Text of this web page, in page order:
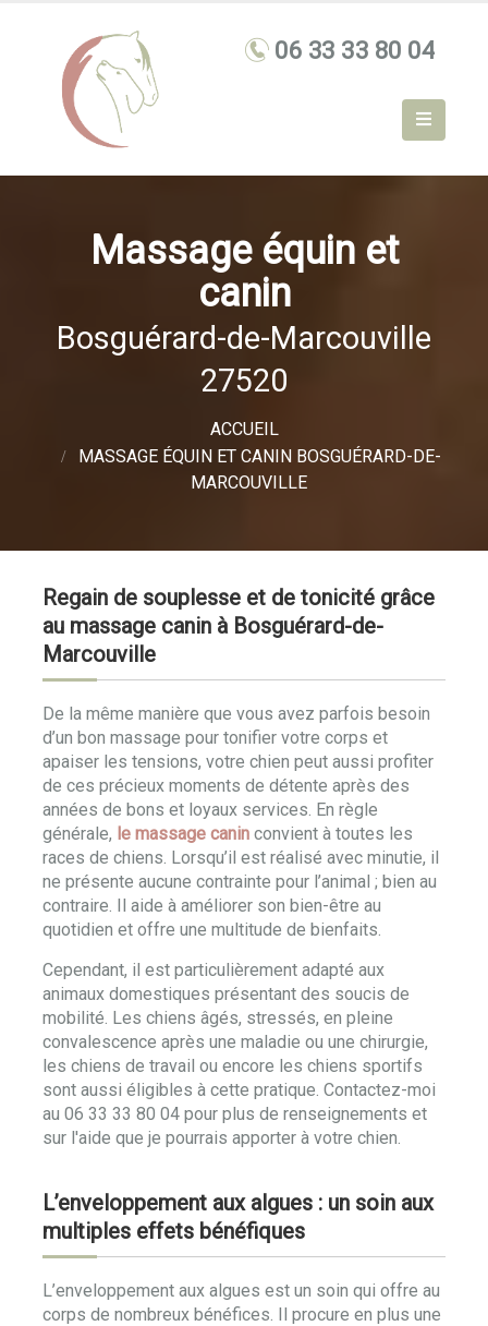
Massage équin et
canin
Bosguérard-de-Marcouville
27520
ACCUEIL
MASSAGE ÉQUIN ET CANIN BOSGUÉRARD-DE-
MARCOUVILLE
Regain de souplesse et de tonicité grâce
au massage canin à Bosguérard-de-
Marcouville
De la même manière que vous avez parfois besoin
d’un bon massage pour tonifier votre corps et
apaiser les tensions, votre chien peut aussi profiter
de ces précieux moments de détente après des
années de bons et loyaux services. En règle
générale, le massage canin convient à toutes les
races de chiens. Lorsqu’il est réalisé avec minutie, il
ne présente aucune contrainte pour l’animal ; bien au
contraire. Il aide à améliorer son bien-être au
quotidien et offre une multitude de bienfaits.
Cependant, il est particulièrement adapté aux
animaux domestiques présentant des soucis de
mobilité. Les chiens âgés, stressés, en pleine
convalescence après une maladie ou une chirurgie,
les chiens de travail ou encore les chiens sportifs
sont aussi éligibles à cette pratique. Contactez-moi
au 06 33 33 80 04 pour plus de renseignements et
sur l'aide que je pourrais apporter à votre chien.
L’enveloppement aux algues : un soin aux
multiples effets bénéfiques
L’enveloppement aux algues est un soin qui offre au
corps de nombreux bénéfices. Il procure en plus une